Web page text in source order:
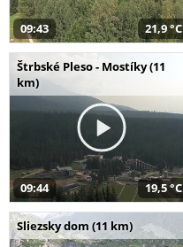
09:43 21,9 °C
Štrbské Pleso - Mostíky (11
km)
09:44 19,5 °C
Sliezsky dom (11 km)